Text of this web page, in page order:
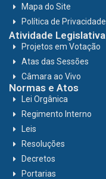
Mapa do Site
Política de Privacidade
Atividade Legislativa
Projetos em Votação
Atas das Sessões
Câmara ao Vivo
Normas e Atos
Lei Orgânica
Regimento Interno
Leis
Resoluções
Decretos
Portarias